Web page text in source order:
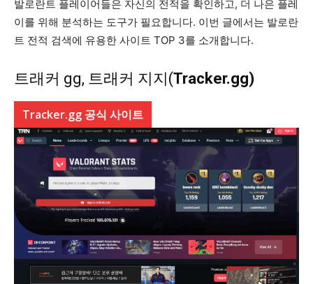
발로란트 플레이어들은 자신의 전적을 확인하고, 더 나은 플레
이를 위해 분석하는 도구가 필요합니다. 이번 글에서는 발로란
트 전적 검색에 유용한 사이트 TOP 3를 소개합니다.
트래커 gg, 트래커 지지(Tracker.gg)
Tracker.gg 공식 사이트